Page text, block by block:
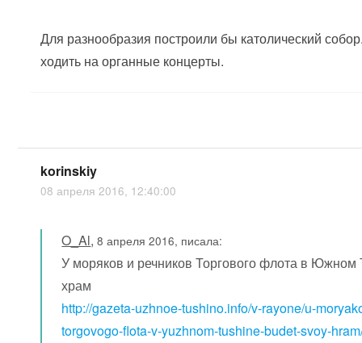
Для разнообразия построили бы католический
ходить на органные концерты.
korinskiy
08 апреля 2016, 12:40:00
O_Al,8 апреля 2016, писала:
У моряков и речников Торгового флота в Южном
храм
http://gazeta-uzhnoe-tushino.info/v-rayone/u-
torgovogo-flota-v-yuzhnom-tushine-budet-svoy-